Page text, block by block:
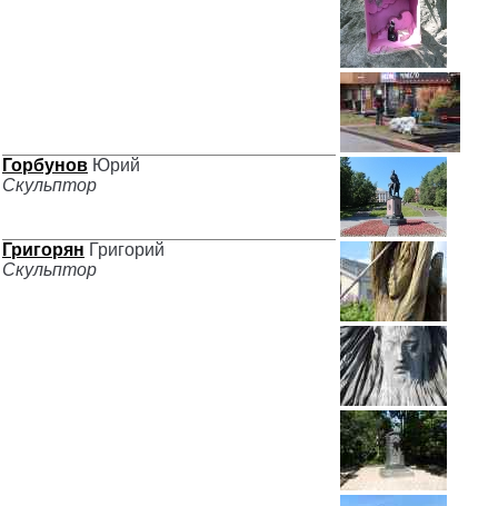
Горбунов Юрий
Скульптор
Григорян Григорий
Скульптор